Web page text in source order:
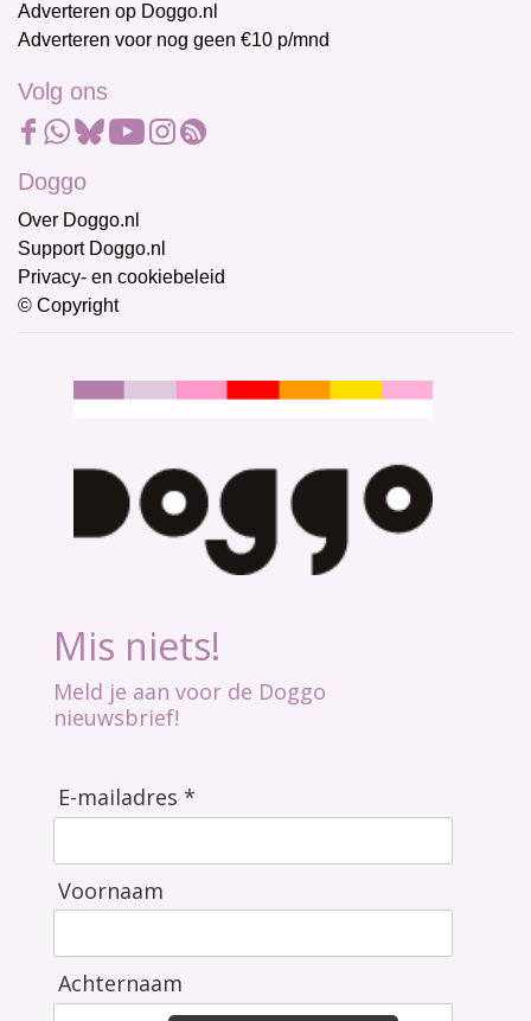
Adverteren op Doggo.nl
Adverteren voor nog geen €10 p/mnd
Volg ons
Doggo
Over Doggo.nl
Support Doggo.nl
Privacy- en cookiebeleid
© Copyright
Mis niets!
Meld je aan voor de Doggo
nieuwsbrief!
E-mailadres *
Voornaam
Achternaam